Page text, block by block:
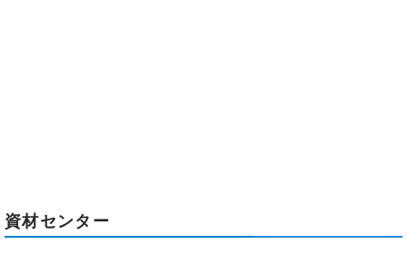
資材センター